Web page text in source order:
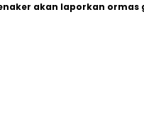
akan laporkan ormas